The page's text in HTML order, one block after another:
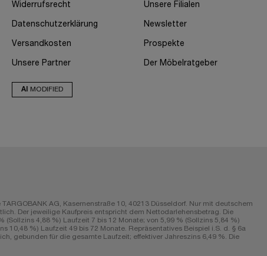
Widerrufsrecht
Datenschutzerklärung
Versandkosten
Unsere Partner
AI MODIFIED
Unsere Filialen
Newsletter
Prospekte
Der Möbelratgeber
AG, Kasernenstraße 10, 40213 Düsseldorf. Nur mit deutschem
Der jeweilige Kaufpreis entspricht dem Nettodarlehensbetrag. Die
4,88 %) Laufzeit 7 bis 12 Monate; von 5,99 % (Sollzins 5,84 %)
10,48 %) Laufzeit 49 bis 72 Monate. Repräsentatives Beispiel i.S. d. § 6a
gebunden für die gesamte Laufzeit; effektiver Jahreszins 6,49 %. Die